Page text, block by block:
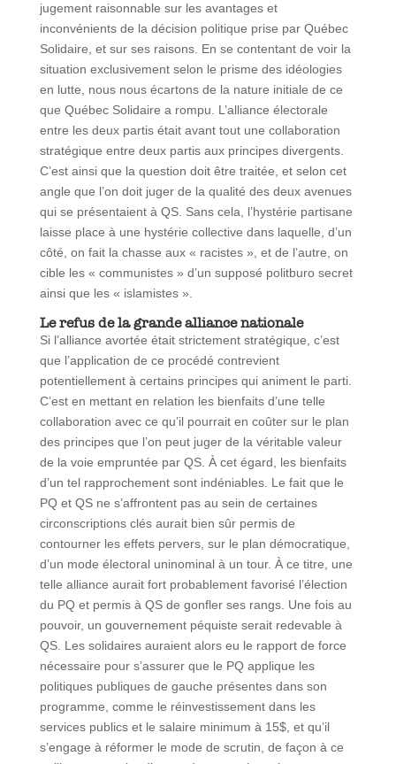
jugement raisonnable sur les avantages et
inconvénients de la décision politique prise par Québec
Solidaire, et sur ses raisons. En se contentant de voir la
situation exclusivement selon le prisme des idéologies
en lutte, nous nous écartons de la nature initiale de ce
que Québec Solidaire a rompu. L’alliance électorale
entre les deux partis était avant tout une collaboration
stratégique entre deux partis aux principes divergents.
C’est ainsi que la question doit être traitée, et selon cet
angle que l’on doit juger de la qualité des deux avenues
qui se présentaient à QS. Sans cela, l’hystérie partisane
laisse place à une hystérie collective dans laquelle, d’un
côté, on fait la chasse aux « racistes », et de l’autre, on
cible les « communistes » d’un supposé politburo secret
ainsi que les « islamistes ».
Le refus de la grande alliance nationale
Si l’alliance avortée était strictement stratégique, c’est
que l’application de ce procédé contrevient
potentiellement à certains principes qui animent le parti.
C’est en mettant en relation les bienfaits d’une telle
collaboration avec ce qu’il pourrait en coûter sur le plan
des principes que l’on peut juger de la véritable valeur
de la voie empruntée par QS. À cet égard, les bienfaits
d’un tel rapprochement sont indéniables. Le fait que le
PQ et QS ne s’affrontent pas au sein de certaines
circonscriptions clés aurait bien sûr permis de
contourner les effets pervers, sur le plan démocratique,
d’un mode électoral uninominal à un tour. À ce titre, une
telle alliance aurait fort probablement favorisé l’élection
du PQ et permis à QS de gonfler ses rangs. Une fois au
pouvoir, un gouvernement péquiste serait redevable à
QS. Les solidaires auraient alors eu le rapport de force
nécessaire pour s’assurer que le PQ applique les
politiques publiques de gauche présentes dans son
programme, comme le réinvestissement dans les
services publics et le salaire minimum à 15$, et qu’il
s’engage à réformer le mode de scrutin, de façon à ce